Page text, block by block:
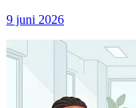
9 juni 2026